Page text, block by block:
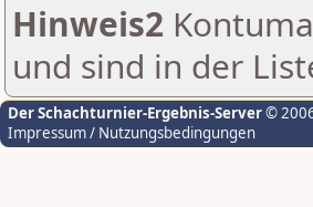
Hinweis2
und sind in der
Der Schachturnier-Ergebnis-Server©
Impressum / Nutzungsbedingungen